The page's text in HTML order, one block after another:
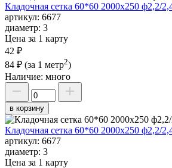
Кладочная сетка 60*60 2000х250 ф2,2/
артикул: 6677
диаметр: 3
Цена за 1 карту
42 ₽
84 ₽ (за 1 метр2)
Наличие: много
в корзину
Кладочная сетка 60*60 2000х250 ф2,2/
артикул: 6677
диаметр: 3
Цена за 1 карту